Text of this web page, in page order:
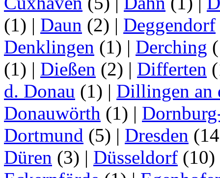
(1) | Daun (2) | Deggendorf
Denklingen (1) | Derching
(1) | Dießen (2) | Differten
d. Donau (1) | Dillingen an
Donauwörth (1) |
Dortmund (5) | Dresden
Düren (3) | Düsseldorf (10)